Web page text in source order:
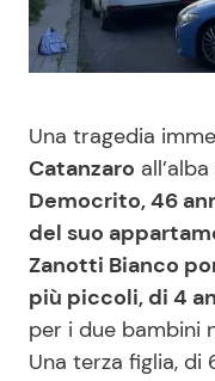
Mondo Mamma
Salute
Viaggi e Turismo
Festività
Una tragedia
Catanzaro
Democrito, 46
del suo
Zanotti Bianco
più piccoli, di 4
per i due bambini
Una terza figlia, di